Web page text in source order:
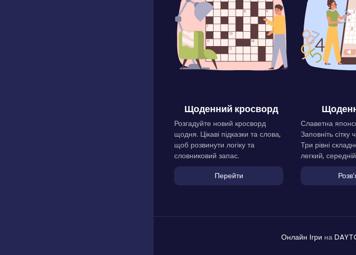
Щоденний кросворд
Розгадуйте новий кросворд
щодня. Цікаві підказки та слова,
щоб розвинути логіку та
словниковий запас.
Перейти
Славетна
Заповніть сітку
Три рівні
легкий,
Онлайн Ігри на